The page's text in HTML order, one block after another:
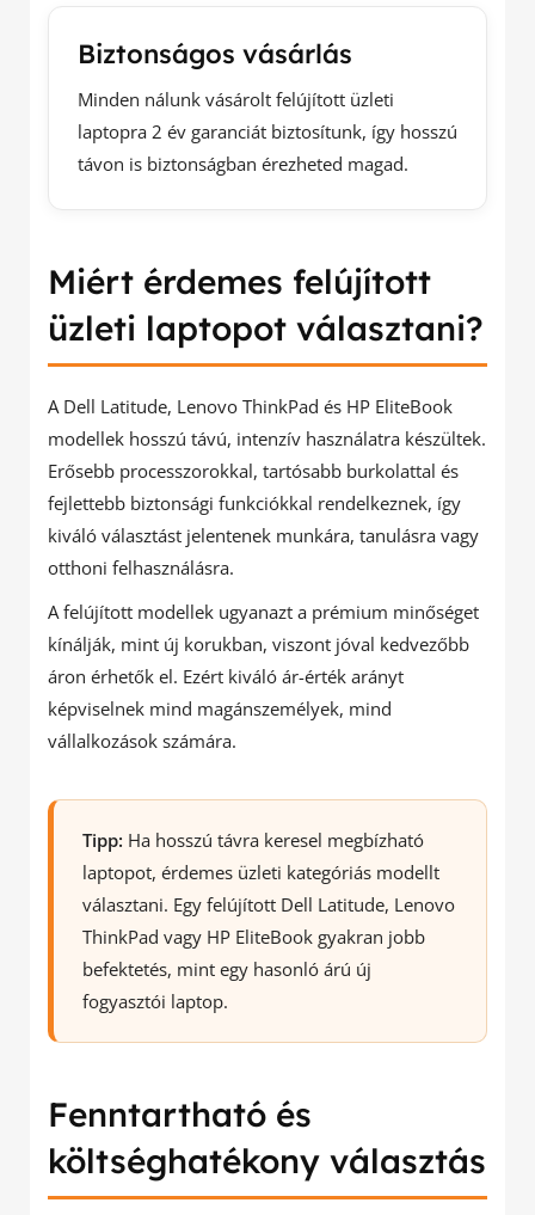
Biztonságos vásárlás
Minden nálunk vásárolt felújított üzleti
laptopra 2 év garanciát biztosítunk, így hosszú
távon is biztonságban érezheted magad.
Miért érdemes felújított
üzleti laptopot választani?
A Dell Latitude, Lenovo ThinkPad és HP EliteBook
modellek hosszú távú, intenzív használatra készültek.
Erősebb processzorokkal, tartósabb burkolattal és
fejlettebb biztonsági funkciókkal rendelkeznek, így
kiváló választást jelentenek munkára, tanulásra vagy
otthoni felhasználásra.
A felújított modellek ugyanazt a prémium minőséget
kínálják, mint új korukban, viszont jóval kedvezőbb
áron érhetők el. Ezért kiváló ár-érték arányt
képviselnek mind magánszemélyek, mind
vállalkozások számára.
Tipp: Ha hosszú távra keresel megbízható
laptopot, érdemes üzleti kategóriás modellt
választani. Egy felújított Dell Latitude, Lenovo
ThinkPad vagy HP EliteBook gyakran jobb
befektetés, mint egy hasonló árú új
fogyasztói laptop.
Fenntartható és
költséghatékony választás